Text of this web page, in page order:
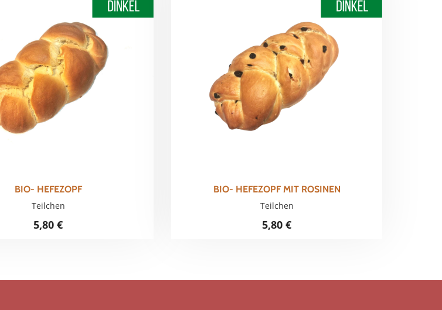
BIO- HEFEZOPF
Teilchen
5,80 €
BIO- HEFEZOPF MIT ROSINEN
Teilchen
5,80 €